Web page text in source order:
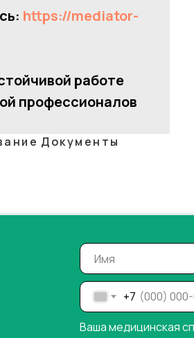
https://mediator-
работе
профессионалов
Документы
+7
Ваша медицинская